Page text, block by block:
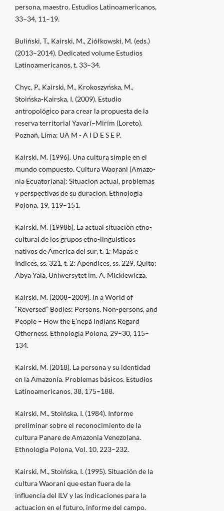
persona, maestro. Estudios Latinoamericanos,
33–34, 11–19.
Buliński, T., Kairski, M., Ziółkowski, M. (eds.)
(2013–2014). Dedicated volume Estudios
Latinoamericanos, t. 33–34.
Chyc, P., Kairski, M., Krokoszyńska, M.,
Stoińska-Kairska, I. (2009). Estudio
antropológico para crear la propuesta de la
reserva territorial Yavarí−Mirím (Loreto).
Poznań, Lima: UA M - A I D E S E P.
Kairski, M. (1996). Una cultura simple en el
mundo compuesto. Cultura Waorani (Amazo-
nia Ecuatoriana): Situacion actual, problemas
y perspectivas de su duracion. Ethnologia
Polona, 19, 119–151.
Kairski, M. (1998b). La actual situación etno-
cultural de los grupos etno-linguisticos
nativos de America del sur, t. 1: Mapas e
Indices, ss. 321, t. 2: Apendices, ss. 229. Quito:
Abya Yala, Uniwersytet im. A. Mickiewicza.
Kairski, M. (2008–2009). In a World of
“Reversed” Bodies: Persons, Non-persons, and
People – How the E’nepá Indians Regard
Otherness. Ethnologia Polona, 29–30, 115–
134.
Kairski, M. (2018). La persona y su identidad
en la Amazonía. Problemas básicos. Estudios
Latinoamericanos, 38, 175–188.
Kairski, M., Stoińska, I. (1984). Informe
preliminar sobre el reconocimiento de la
cultura Panare de Amazonia Venezolana.
Ethnologia Polona, Vol. 10, 223–232.
Kairski, M., Stoińska, I. (1995). Situación de la
cultura Waorani que estan fuera de la
influencia del ILV y las indicaciones para la
actuacion en el futuro, informe del campo.